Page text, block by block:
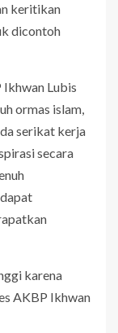
keritikan
dicontoh
Ikhwan Lubis
ormas islam,
serikat kerja
secara
karena
AKBP Ikhwan